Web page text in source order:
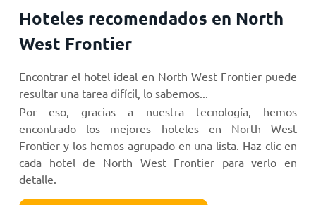
Hoteles recomendados en North
West Frontier
Encontrar el hotel ideal en North West Frontier puede
resultar una tarea difícil, lo sabemos...
Por eso, gracias a nuestra tecnología, hemos
encontrado los mejores hoteles en North West
Frontier y los hemos agrupado en una lista. Haz clic en
cada hotel de North West Frontier para verlo en
detalle.